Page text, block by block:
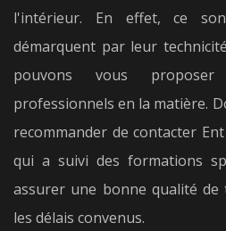
l'intérieur. En effet, ce
démarquent par leur
pouvons vous
professionnels en la matière.
recommander de contacter
qui a suivi des formations
assurer une bonne qualité de
les délais convenus.